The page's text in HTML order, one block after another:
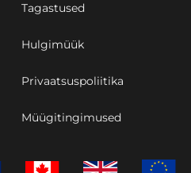
Tagastused
Hulgimüük
Privaatsuspoliitika
Müügitingimused